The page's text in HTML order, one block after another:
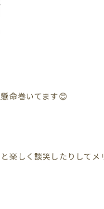
命巻いてます😊
楽しく談笑したりしてメ